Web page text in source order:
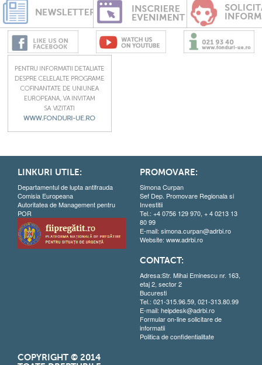
LINKURI UTILE:
Departamentul de lupta antifrauda
Comisia Europeana
Autoritatea de Management pentru
POR
PROMOVARE:
Simona Curpan
Sef Dep. Promovare Regionala si
Investitii
Tel.: +4 0756 129 970, + 4 0213 13
80 99
E-mail: simona.curpan@adrbi.ro
Website: www.adrbi.ro
CONTACT:
Adresa:Str. Mihai Eminescu nr. 163,
etaj 2, sector 2
Bucuresti
Tel.: 021-315.96.59, 021-313.80.99
E-mail: helpdesk@adrbi.ro
Formular on-line solicitare de
informatii
Politica de confidentialitate
COPYRIGHT © 2014